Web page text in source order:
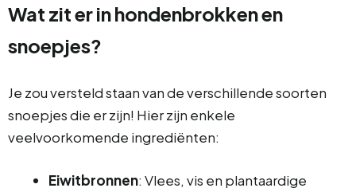
Wat zit er in hondenbrokken en
snoepjes?
Je zou versteld staan van de verschillende soorten
snoepjes die er zijn! Hier zijn enkele
veelvoorkomende ingrediënten:
Eiwitbronnen: Vlees, vis en plantaardige